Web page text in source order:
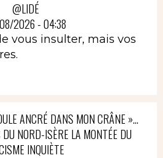
@LIDÉ
2026 - 04:38
vous insulter, mais vos
ANCRÉ DANS MON CRÂNE »…
NORD-ISÈRE LA MONTÉE DU
INQUIÈTE